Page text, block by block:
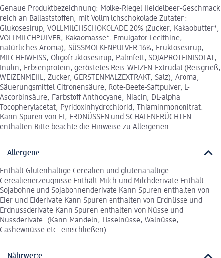
Genaue Produktbezeichnung: Molke-Riegel Heidelbeer-Geschmack
reich an Ballaststoffen, mit Vollmilchschokolade Zutaten:
Glukosesirup, VOLLMILCHSCHOKOLADE 20% (Zucker, Kakaobutter*,
VOLLMILCHPULVER, Kakaomasse*, Emulgator Lecithine,
natürliches Aroma), SÜSSMOLKENPULVER 16%, Fruktosesirup,
MILCHEIWEISS, Oligofruktosesirup, Palmfett, SOJAPROTEINISOLAT,
Inulin, Erbsenprotein, geröstetes Reis-WEIZEN-Extrudat (Reisgrieß,
WEIZENMEHL, Zucker, GERSTENMALZEXTRAKT, Salz), Aroma,
Säuerungsmittel Citronensäure, Rote-Beete-Saftpulver, L-
Ascorbinsäure, Farbstoff Anthocyane, Niacin, DL-alpha
Tocopherylacetat, Pyridoxinhydrochlorid, Thiaminmononitrat.
Kann Spuren von EI, ERDNÜSSEN und SCHALENFRÜCHTEN
enthalten Bitte beachte die Hinweise zu Allergenen.
Allergene
Enthält Glutenhaltige Cerealien und glutenahaltige
Cerealienerzeugnisse Enthält Milch und Milchderivate Enthält
Sojabohne und Sojabohnenderivate Kann Spuren enthalten von
Eier und Eiderivate Kann Spuren enthalten von Erdnüsse und
Erdnussderivate Kann Spuren enthalten von Nüsse und
Nussderivate. (Kann Mandeln, Haselnüsse, Walnüsse,
Cashewnüsse etc. einschließen)
Nährwerte